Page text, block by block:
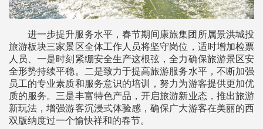
进一步提升服务水平，春节期间康旅集团所属景洪城投
旅游板块三家景区全体工作人员将坚守岗位，适时增加检票
人员、一是时刻紧绷安全生产这根弦，全力确保旅游景区安
全形势持续平稳。二是致力于提高旅游服务水平，不断加强
员工的专业素质和服务意识的培训，努力为游客提供更加优
质的服务。三是丰富特色产品，开启旅游新业态，推出旅游
新玩法，增强游客沉浸式体验感，确保广大游客在美丽的西
双版纳度过一个愉快祥和的春节。